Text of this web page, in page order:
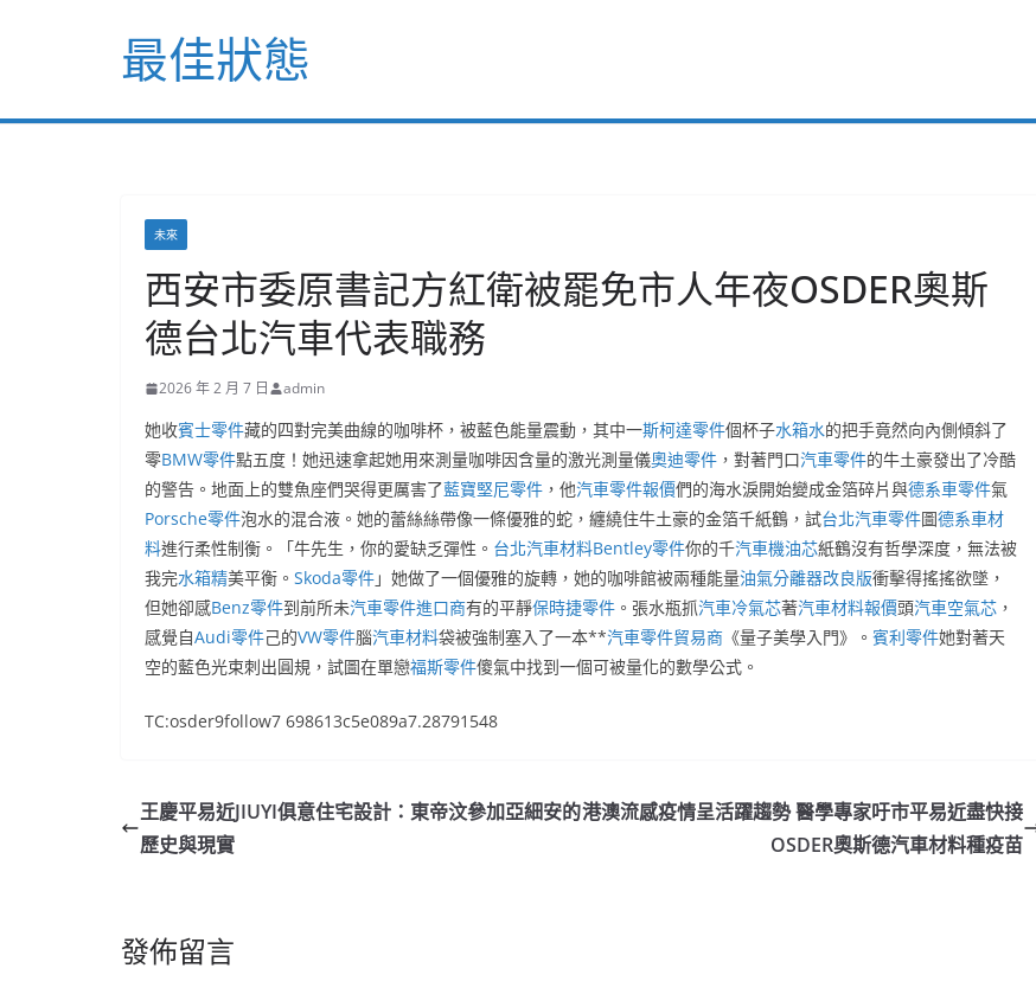
最佳狀態
未來
西安市委原書記方紅衛被罷免市人年夜OSDER奧斯
德台北汽車代表職務
2026 年 2 月 7 日 admin
她收賓士零件藏的四對完美曲線的咖啡杯，被藍色能量震動，其中一斯柯達零件個杯子水箱水的把手竟然向內側傾斜了
零BMW零件點五度！她迅速拿起她用來測量咖啡因含量的激光測量儀奧迪零件 ，對著門口汽車零件的牛土豪發出了冷酷
的警告。地面上的雙魚座們哭得更厲害了藍寶堅尼零件 ，他汽車零件報價們的海水淚開始變成金箔碎片與德系車零件氣
Porsche零件泡水的混合液。她的蕾絲絲帶像一條優雅的蛇，纏繞住牛土豪的金箔千紙鶴，試台北汽車零件圖德系車材
料進行柔性制衡。「牛先生，你的愛缺乏彈性。 台北汽車材料Bentley零件你的千汽車機油芯紙鶴沒有哲學深度，無法被
我完水箱精美平衡。 Skoda零件」她做了一個優雅的旋轉，她的咖啡館被兩種能量油氣分離器改良版衝擊得搖搖欲墜，
但她卻感Benz零件到前所未汽車零件進口商有的平靜保時捷零件 。張水瓶抓汽車冷氣芯著汽車材料報價頭汽車空氣芯 ，
感覺自Audi零件己的VW零件腦汽車材料袋被強制塞入了一本**汽車零件貿易商 《量子美學入門》。 賓利零件她對著天
空的藍色光束刺出圓規，試圖在單戀福斯零件傻氣中找到一個可被量化的數學公式。
TC:osder9follow7 698613c5e089a7.28791548
王慶平易近JIUYI俱意住宅設計：東帝汶參加亞細安的
歷史與現實
港澳流感疫情呈活躍趨勢 醫學專家吁市平易近盡快接
OSDER奧斯德汽車材料種疫苗
發佈留言